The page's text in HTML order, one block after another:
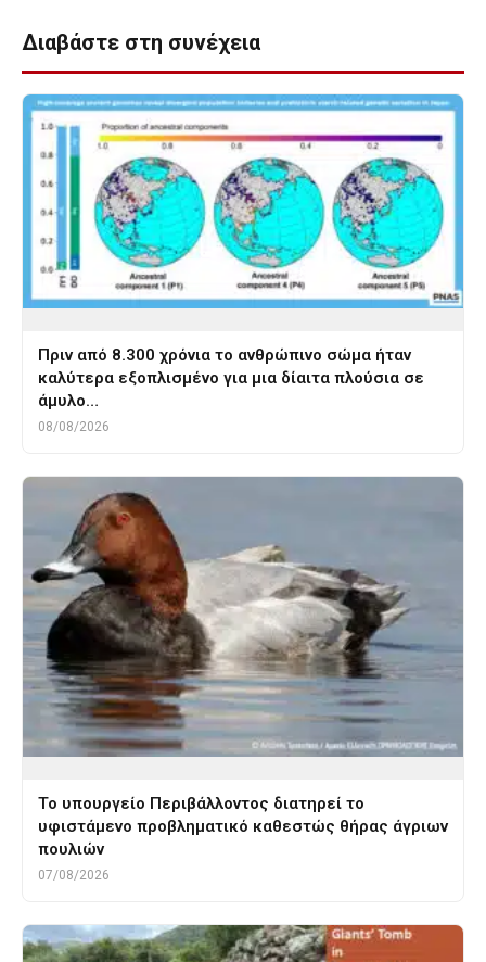
Διαβάστε στη συνέχεια
Πριν από 8.300 χρόνια το ανθρώπινο σώμα ήταν
καλύτερα εξοπλισμένο για μια δίαιτα πλούσια σε
άμυλο…
08/08/2026
Το υπουργείο Περιβάλλοντος διατηρεί το
υφιστάμενο προβληματικό καθεστώς θήρας άγριων
πουλιών
07/08/2026